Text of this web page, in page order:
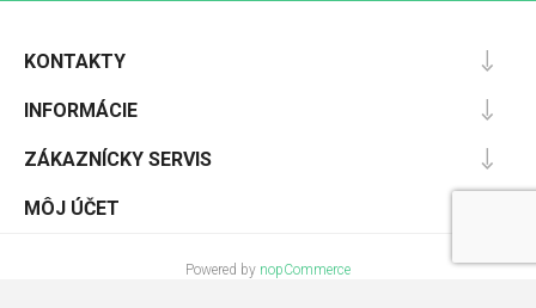
KONTAKTY
INFORMÁCIE
ZÁKAZNÍCKY SERVIS
MÔJ ÚČET
Powered by nopCommerce